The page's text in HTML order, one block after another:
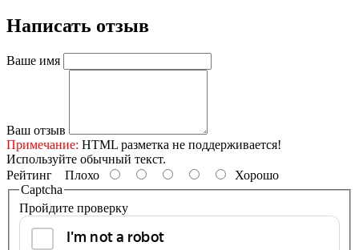
Написать отзыв
Ваше имя
Ваш отзыв
Примечание: HTML разметка не поддерживается!
Используйте обычный текст.
Рейтинг Плохо
Хорошо
Captcha
Пройдите проверку